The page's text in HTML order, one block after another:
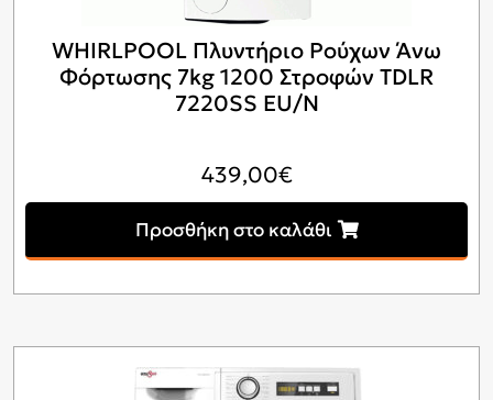
WHIRLPOOL Πλυντήριο Ρούχων Άνω
Φόρτωσης 7kg 1200 Στροφών TDLR
7220SS EU/N
439,00€
Προσθήκη στο καλάθι